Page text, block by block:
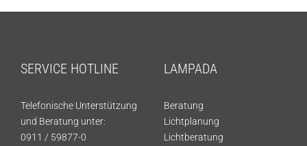
SERVICE HOTLINE
Telefonische Unterstützung
und Beratung unter:
0911 / 59877-0
LAMPADA
Beratung
Lichtplanung
Lichtberatung